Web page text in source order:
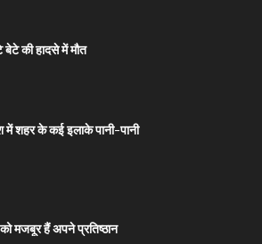
की हादसे में मौत
में शहर के कई इलाके पानी-पानी
मजबूर हैं अपने प्रतिष्ठान